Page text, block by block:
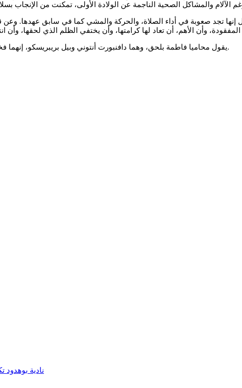
إنها تجد صعوبة في أداء الصلاة، والحركة والمشي كما في سابق عهدها.
يقول محاميا فاطمة بلحق، وهما دافنبورت أنتوني وبيل بريبريسكو، إنهما فخوران بالنتيجة “العادلة والمعقولة” لهيئة المحلفين.